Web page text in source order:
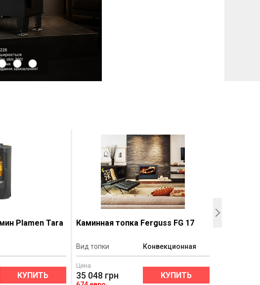
Plamen Tara
КУПИТЬ
Каминная топка Ferguss FG 17
Вид топки Конвекционная
Цена
35 048 грн КУПИТЬ